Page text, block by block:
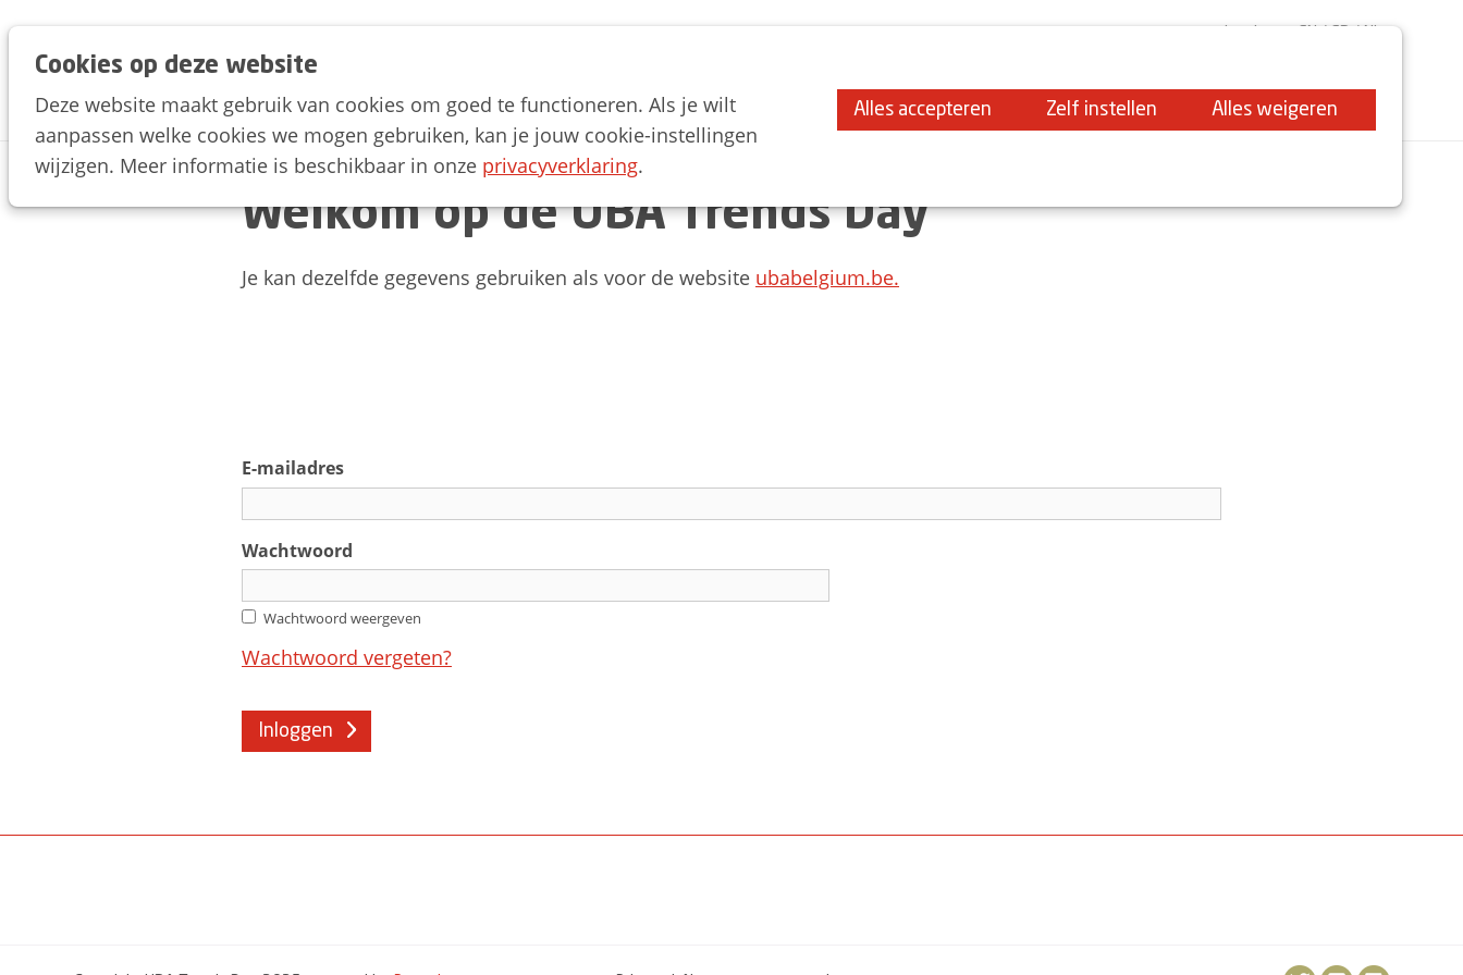
Cookies op deze website
Deze website maakt gebruik van cookies om goed te functioneren. Als je wilt
aanpassen welke cookies we mogen gebruiken, kan je jouw cookie-instellingen
wijzigen. Meer informatie is beschikbaar in onze privacyverklaring.
Alles accepteren Zelf instellen Alles weigeren
Trends Day 2025
AFTERMOVIE 2025 PROGRAMMA SPREKERS
Welkom op de UBA Trends Day
Je kan dezelfde gegevens gebruiken als voor de website ubabelgium.be.
E-mailadres
Wachtwoord
Wachtwoord weergeven
Wachtwoord vergeten?
Inloggen